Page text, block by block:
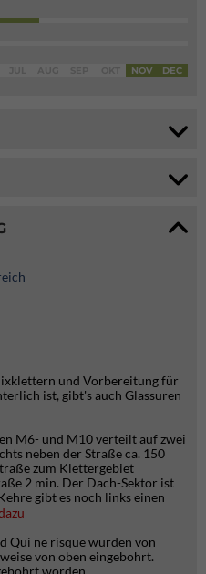
NOV DEC
und Vorbereitung für
ist, gibt's auch Glassuren
M6- und M10 verteilt auf zwei
neben der Straße ca. 150
zum Klettergebiet
2 min. Der Dach-Sektor ist
gibt es noch links einen
Qui ne risque wurden von
von oben eingebohrt.
worden.